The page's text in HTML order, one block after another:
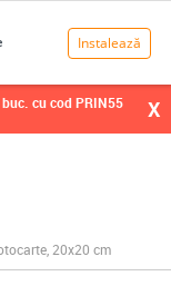
buc. cu cod PRIN55 X
20x20 cm